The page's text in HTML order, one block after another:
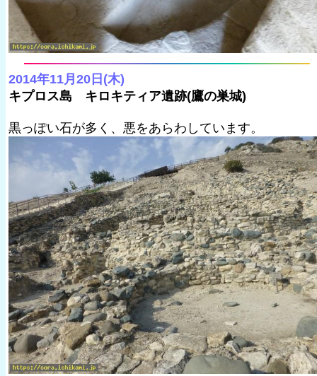
2014年11月20日(木)
キプロス島 キロキティア遺跡(鷹の巣城)
黒っぽい石が多く、悪をあらわしています。